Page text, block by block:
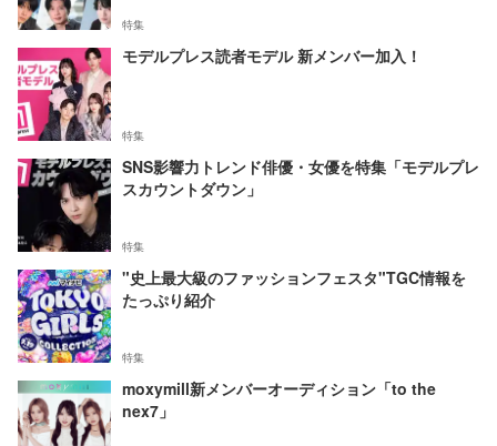
特集
モデルプレス読者モデル 新メンバー加入！
特集
SNS影響力トレンド俳優・女優を特集「モデルプレ
スカウントダウン」
特集
"史上最大級のファッションフェスタ"TGC情報を
たっぷり紹介
特集
moxymill新メンバーオーディション「to the
nex7」